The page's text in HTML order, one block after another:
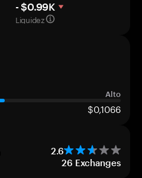
- $0.99K
Liquidez
Alto
$0,1066
2.6
26 Exchanges